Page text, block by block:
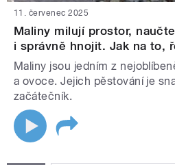
11. červenec 2025
Maliny milují prostor,
i správně hnojit. Jak na to,
Maliny jsou jedním z
a ovoce. Jejich pěstování je
začátečník.